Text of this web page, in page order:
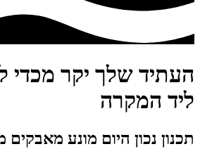
העתיד שלך יקר מכדי
ליד המקרה
תכנון נכון היום מונע מאבקים